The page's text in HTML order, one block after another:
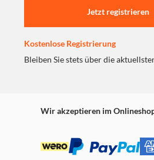
Jetzt registrieren
Kostenlose Registrierung
Bleiben Sie stets über die
Wir akzeptieren im